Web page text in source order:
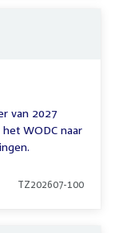
van 2027
WODC naar
TZ202607-100